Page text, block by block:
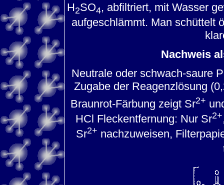
H2SO4, abfiltriert, mit Wasser
aufgeschlämmt. Man schüttelt
Nachweis
Neutrale oder schwach-saure
Zugabe der Reagenzlösung
Braunrot-Färbung zeigt Sr2+
HCl Fleckentfernung: Nur Sr2+
Sr2+ nachzuweisen,